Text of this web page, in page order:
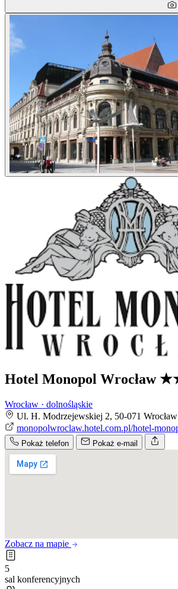
Hotel Monopol Wrocław
Wrocław · dolnośląskie
Ul. H. Modrzejewskiej 2, 50-071 Wrocław
monopolwroclaw.hotel.com.pl/hotel-
Pokaż telefon Pokaż e-mail
Zobacz na mapie
5
sal konferencyjnych